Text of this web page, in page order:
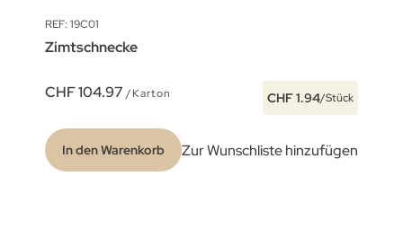
REF: 19C01
Zimtschnecke
CHF 104.97 /Karton CHF 1.94/Stück
In den Warenkorb Zur Wunschliste hinzufügen